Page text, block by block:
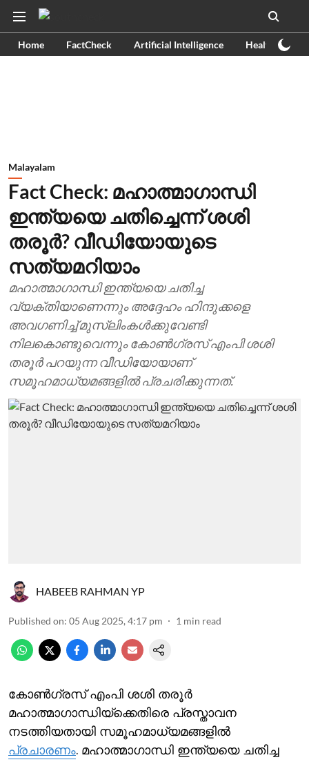
Home FactCheck Artificial Intelligence Health
Malayalam
Fact Check: മഹാത്മാഗാന്ധി
ഇന്ത്യയെ ചതിച്ചെന്ന് ശശി
തരൂര്‍? വീഡിയോയുടെ
സത്യമറിയാം
മഹാത്മാഗാന്ധി ഇന്ത്യയെ ചതിച്ച
വ്യക്തിയാണെന്നും അദ്ദേഹം ഹിന്ദുക്കളെ
അവഗണിച്ച് മുസ്‍ലിംകള്‍ക്കുവേണ്ടി
നിലകൊണ്ടുവെന്നും കോണ്‍ഗ്രസ് എംപി ശശി
തരൂര്‍‍ പറയുന്ന വീഡിയോയാണ്
സമൂഹമാധ്യമങ്ങളില്‍ പ്രചരിക്കുന്നത്.
HABEEB RAHMAN YP
Published on: 05 Aug 2025, 4:17 pm 1 min read
കോണ്‍ഗ്രസ് എംപി ശശി തരൂര്‍
മഹാത്മാഗാന്ധിയ്ക്കെതിരെ പ്രസ്താവന
നടത്തിയതായി സമൂഹമാധ്യമങ്ങളില്‍
പ്രചാരണം. മഹാത്മാഗാന്ധി ഇന്ത്യയെ ചതിച്ച